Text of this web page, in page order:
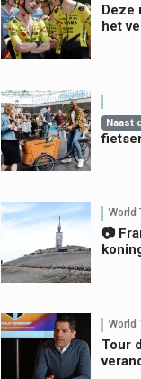
Deze
het
Naast
World
📷
World
Tour